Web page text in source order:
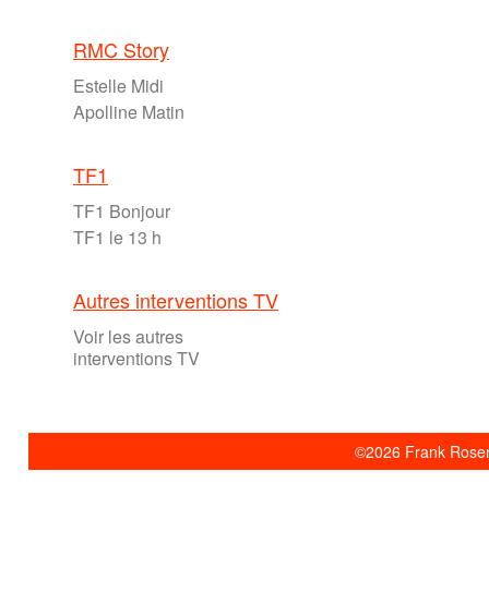
RMC Story
Estelle Midi
Apolline Matin
TF1
TF1 Bonjour
TF1 le 13 h
Autres interventions TV
Voir les autres
interventions TV
©2026 Frank